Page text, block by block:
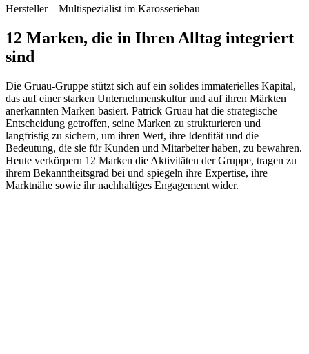
Hersteller – Multispezialist im Karosseriebau
12 Marken, die in Ihren Alltag integriert
sind
Die Gruau-Gruppe stützt sich auf ein solides immaterielles Kapital,
das auf einer starken Unternehmenskultur und auf ihren Märkten
anerkannten Marken basiert. Patrick Gruau hat die strategische
Entscheidung getroffen, seine Marken zu strukturieren und
langfristig zu sichern, um ihren Wert, ihre Identität und die
Bedeutung, die sie für Kunden und Mitarbeiter haben, zu bewahren.
Heute verkörpern 12 Marken die Aktivitäten der Gruppe, tragen zu
ihrem Bekanntheitsgrad bei und spiegeln ihre Expertise, ihre
Marktnähe sowie ihr nachhaltiges Engagement wider.